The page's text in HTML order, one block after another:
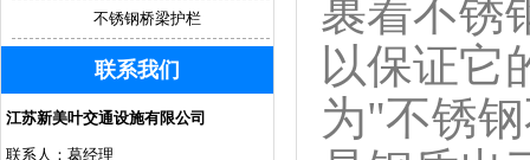
裹着不锈
以保证它
为"不锈
不锈钢桥梁护栏
联系我们
江苏新美叶交通设施有限公司
联系人：葛经理